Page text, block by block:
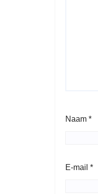
Naam *
E-mail *